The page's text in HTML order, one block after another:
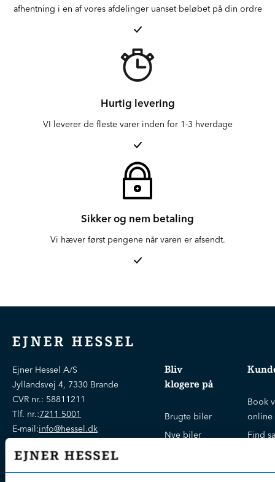
afhentning i en af vores afdelinger uanset beløbet på din ordre
Hurtig levering
VI leverer de fleste varer inden for 1-3 hverdage
Sikker og nem betaling
Vi hæver først pengene når varen er afsendt.
EJNER HESSEL
Ejner Hessel A/S
Jyllandsvej 4, 7330 Brande
CVR nr.: 58811211
Tlf. nr.:7211 5001
E-mail:info@hessel.dk
Åbningstider
Bliv
klogere på
Brugte biler
Nye biler
Book
online
Find